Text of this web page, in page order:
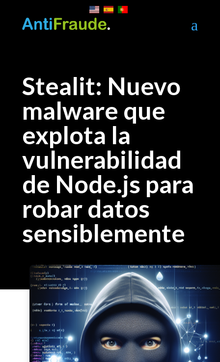
a
Stealit: Nuevo
malware que
explota la
vulnerabilidad
de Node.js para
robar datos
sensiblemente